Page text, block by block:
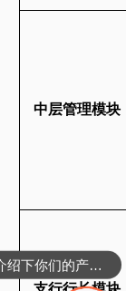
中层管理模块
可以介绍下你们的产品么